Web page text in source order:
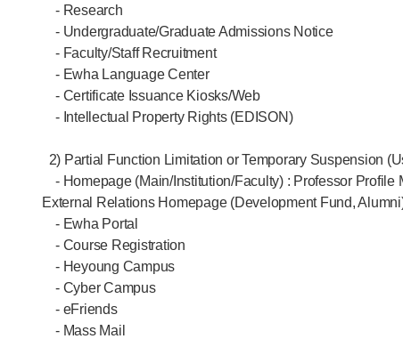
- Research
- Undergraduate/Graduate Admissions Notice
- Faculty/Staff Recruitment
- Ewha Language Center
- Certificate Issuance Kiosks/Web
- Intellectual Property Rights (EDISON)
2) Partial Function Limitation or Temporary Suspension
- Homepage (Main/Institution/Faculty) : Professor Profile
External Relations Homepage (Development Fund,
- Ewha Portal
- Course Registration
- Heyoung Campus
- Cyber Campus
- eFriends
- Mass Mail